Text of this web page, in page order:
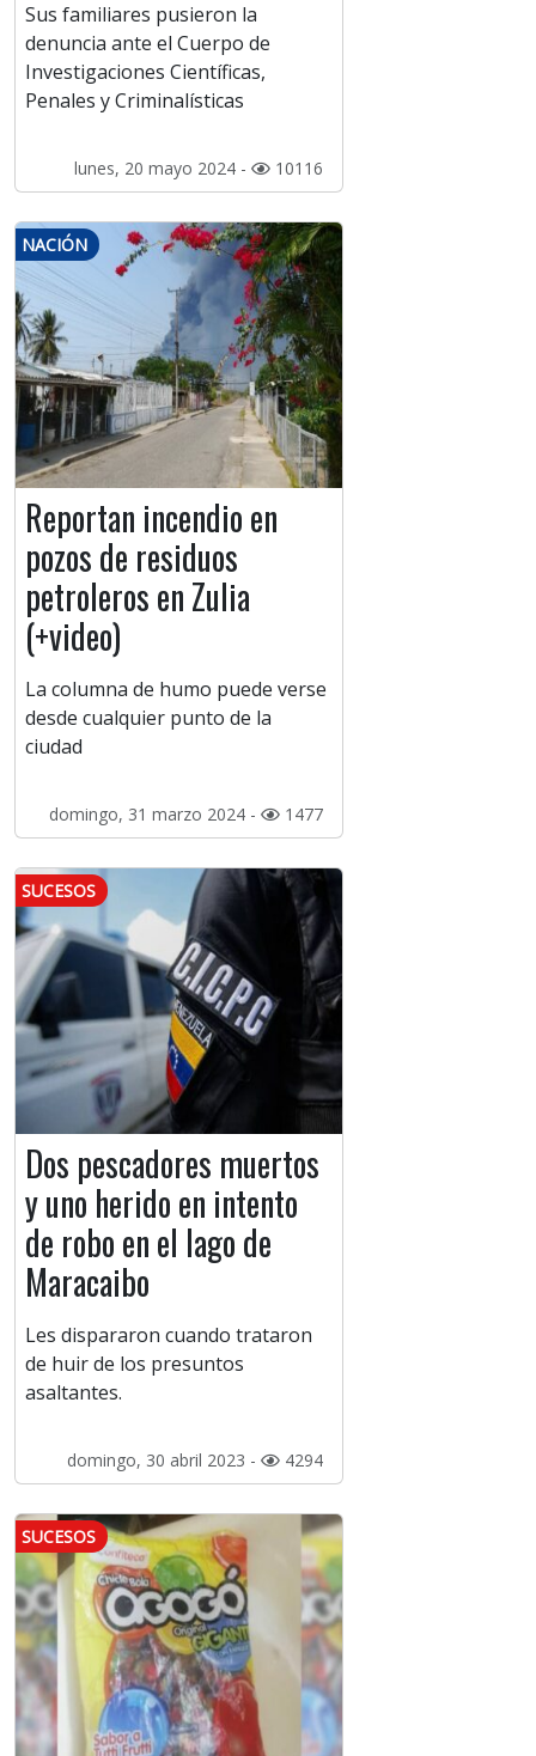
Sus familiares pusieron la
denuncia ante el Cuerpo de
Investigaciones Científicas,
Penales y Criminalísticas
lunes, 20 mayo 2024 - 10116
NACIÓN
Reportan incendio en
pozos de residuos
petroleros en Zulia
(+video)
La columna de humo puede verse
desde cualquier punto de la
ciudad
domingo, 31 marzo 2024 - 1477
SUCESOS
Dos pescadores muertos
y uno herido en intento
de robo en el lago de
Maracaibo
Les dispararon cuando trataron
de huir de los presuntos
asaltantes.
domingo, 30 abril 2023 - 4294
SUCESOS